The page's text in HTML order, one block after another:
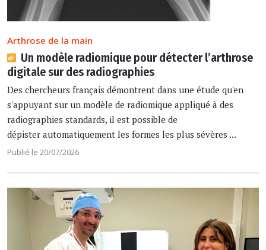
Arthrose de la main
Un modèle radiomique pour détecter l’arthrose
digitale sur des radiographies
Des chercheurs français démontrent dans une étude qu'en
s'appuyant sur un modèle de radiomique appliqué à des
radiographies standards, il est possible de
dépister automatiquement les formes les plus sévères ...
Publié le 20/07/2026